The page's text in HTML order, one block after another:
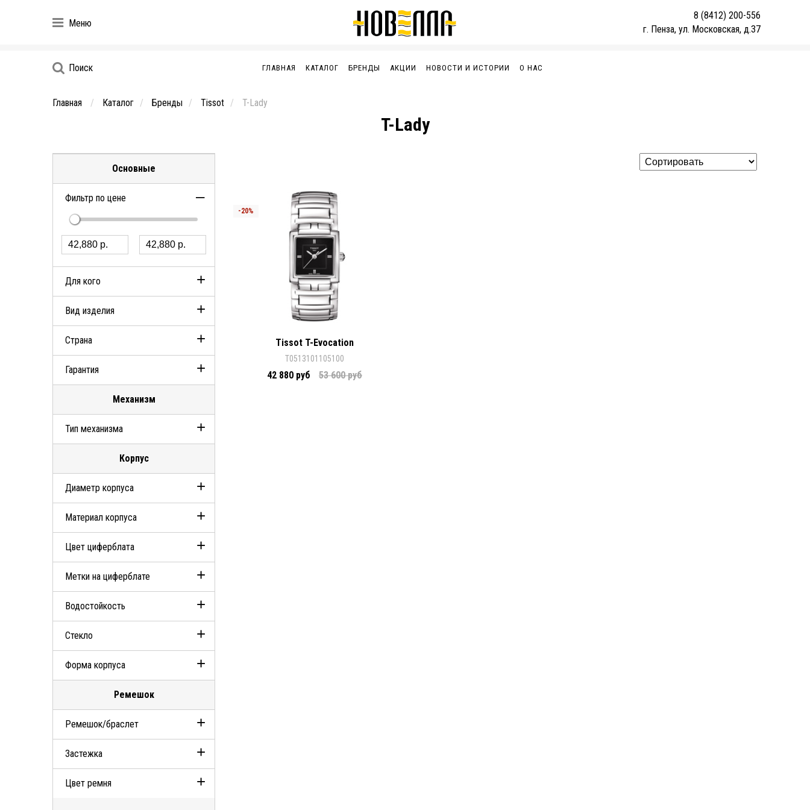
Меню
8 (8412) 200-556
г. Пенза, ул. Московская, д.37
Поиск ГЛАВНАЯ КАТАЛОГ БРЕНДЫ АКЦИИ НОВОСТИ И ИСТОРИИ О НАС
Главная Каталог Бренды Tissot T-Lady
T-Lady
Основные
Фильтр по цене
Для кого
Женские
Вид изделия
Наручные часы
Страна
Швейцария
Гарантия
Механизм
Тип механизма
КварцевыйКорпус
Диаметр корпуса
Диаметр 23мм
Материал корпуса
Сталь
Цвет циферблата
Черный
Метки на циферблате
Индексы
Водостойкость
30м (3 АТМ)
Стекло
Сапфировое
Форма корпуса
Ремешок
Ремешок/браслет
Стальной браслет
Застежка
Тройная раскладывающаяся
Цвет ремня
Tissot T-Evocation
T0513101105100
42 880 руб 53 600 руб